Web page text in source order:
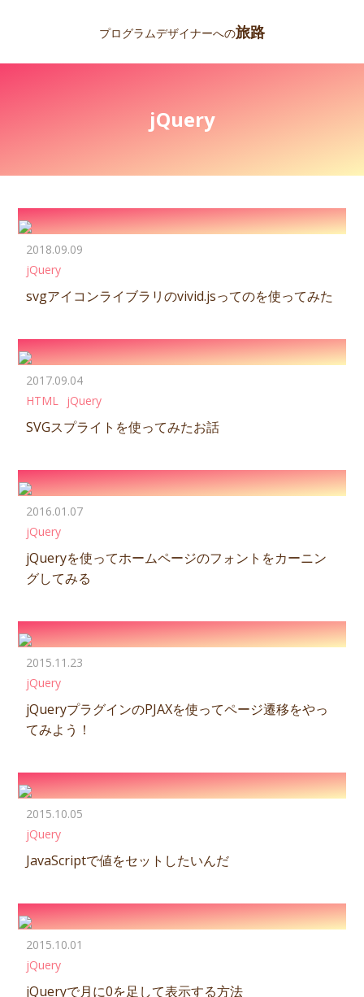
プログラムデザイナーへの旅路
jQuery
2018.09.09
jQuery
svgアイコンライブラリのvivid.jsってのを使ってみた
2017.09.04
HTML jQuery
SVGスプライトを使ってみたお話
2016.01.07
jQuery
jQueryを使ってホームページのフォントをカーニン
グしてみる
2015.11.23
jQuery
jQueryプラグインのPJAXを使ってページ遷移をやっ
てみよう！
2015.10.05
jQuery
JavaScriptで値をセットしたいんだ
2015.10.01
jQuery
jQueryで月に0を足して表示する方法